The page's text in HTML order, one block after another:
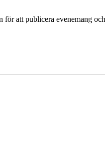
att publicera evenemang